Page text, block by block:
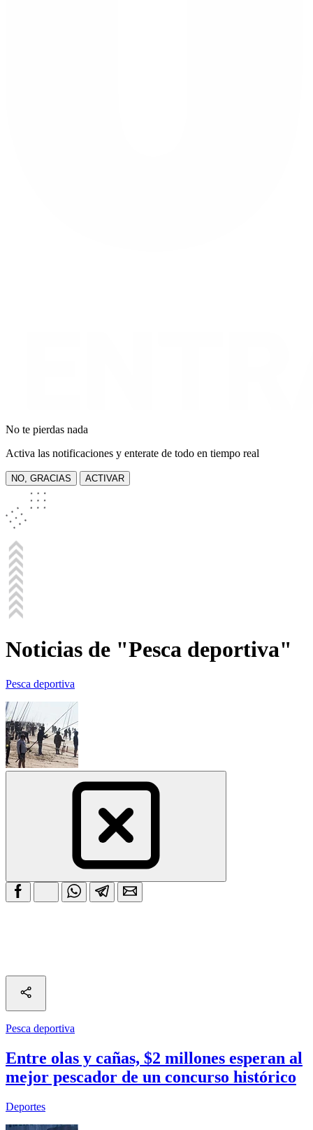
No te pierdas nada
Activa las notificaciones y enterate de todo en tiempo real
NO, GRACIAS ACTIVAR
Noticias de "Pesca deportiva"
Pesca deportiva
Pesca deportiva
Entre olas y cañas, $2 millones esperan al
mejor pescador de un concurso histórico
Deportes